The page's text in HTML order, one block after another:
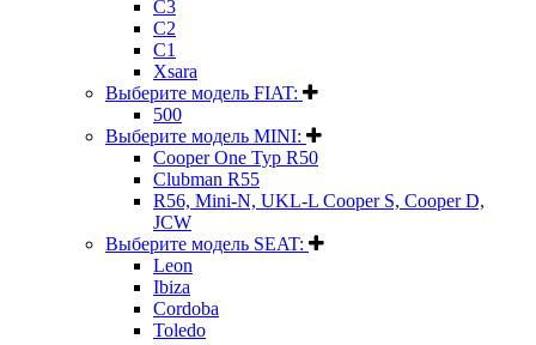
C3
C2
C1
Xsara
Выберите модель FIAT:
500
Выберите модель MINI:
Cooper One Typ R50
Clubman R55
R56, Mini-N, UKL-L Cooper S, Cooper D,
JCW
Выберите модель SEAT:
Leon
Ibiza
Cordoba
Toledo